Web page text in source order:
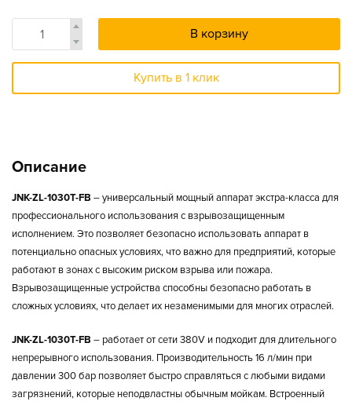
В корзину
Купить в 1 клик
Описание
JNK-ZL-1030T-FB –универсальный мощный аппарат экстра-класса для
профессионального использования с взрывозащищенным
исполнением. Это позволяет безопасно использовать аппарат в
потенциально опасных условиях, что важно для предприятий, которые
работают в зонах с высоким риском взрыва или пожара.
Взрывозащищенные устройства способны безопасно работать в
сложных условиях, что делает их незаменимыми для многих отраслей.
JNK-ZL-1030T-FB – работает от сети 380V и подходит для длительного
непрерывного использования. Производительность 16 л/мин при
давлении 300 бар позволяет быстро справляться с любыми видами
загрязнений, которые неподвластны обычным мойкам. Встроенный